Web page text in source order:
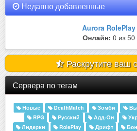
Недавно добавленные
Aurora RolePlay
Онлайн: 0 из 50
Раскрутите ваш
Сервера по тегам
Новые DeathMatch Зомби
RPG
Русский Адд-Он
Лидерки
RolePlay Дрифт